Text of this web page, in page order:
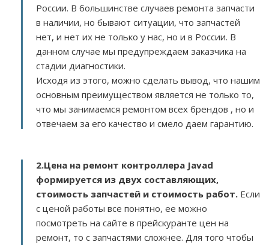
России. В большинстве случаев ремонта запчасти
в наличии, но бывают ситуации, что запчастей
нет, и нет их не только у нас, но и в России. В
данном случае мы предупреждаем заказчика на
стадии диагностики.
Исходя из этого, можно сделать вывод, что нашим
основным преимуществом является не только то,
что мы занимаемся ремонтом всех брендов , но и
отвечаем за его качество и смело даем гарантию.
2.Цена на ремонт контроллера Javad
формируется из двух составляющих,
стоимость запчастей и стоимость работ. Если
с ценой работы все понятно, ее можно
посмотреть на сайте в прейскуранте цен на
ремонт, то с запчастями сложнее. Для того чтобы